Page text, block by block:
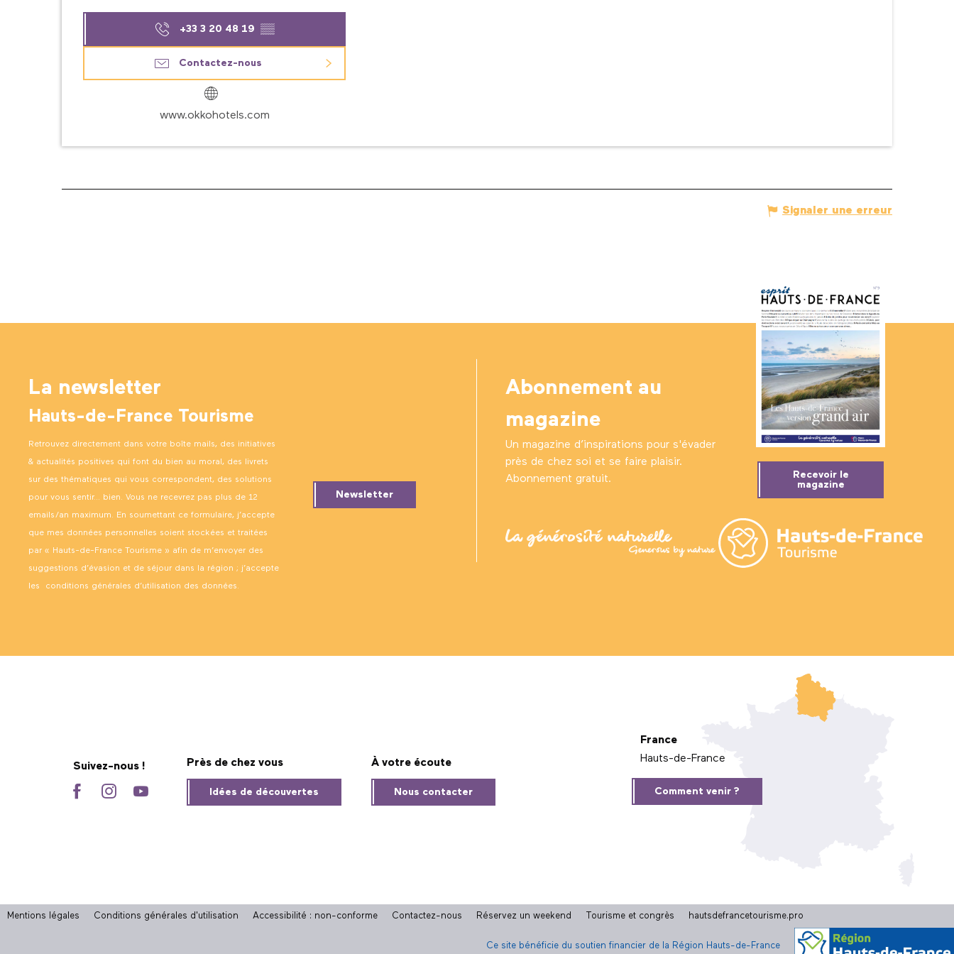
+33 3 20 48 19 ▒▒
Contactez-nous
www.okkohotels.com
Signaler une erreur
La newsletter
Hauts-de-France Tourisme
Retrouvez directement dans votre boîte mails, des initiatives
& actualités positives qui font du bien au moral, des livrets
sur des thématiques qui vous correspondent, des solutions
pour vous sentir… bien. Vous ne recevrez pas plus de 12
emails/an maximum. En soumettant ce formulaire, j’accepte
que mes données personnelles soient stockées et traitées
par « Hauts-de-France Tourisme » afin de m’envoyer des
suggestions d’évasion et de séjour dans la région ; j’accepte
les conditions générales d’utilisation des données.
Newsletter
Abonnement au
magazine
Un magazine d’inspirations pour s'évader
près de chez soi et se faire plaisir.
Abonnement gratuit.
Recevoir le
magazine
Suivez-nous ! Près de chez vous
Idées de découvertes
À votre écoute
Nous contacter
France
Hauts-de-France
Comment venir ?
Mentions légales Conditions générales d'utilisation Accessibilité : non-conforme Contactez-nous Réservez un weekend Tourisme et congrès hautsdefrancetourisme.pro
Ce site bénéficie du soutien financier de la Région Hauts-de-France